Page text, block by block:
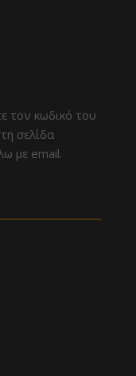
τον κωδικό του
σελίδα
με email.